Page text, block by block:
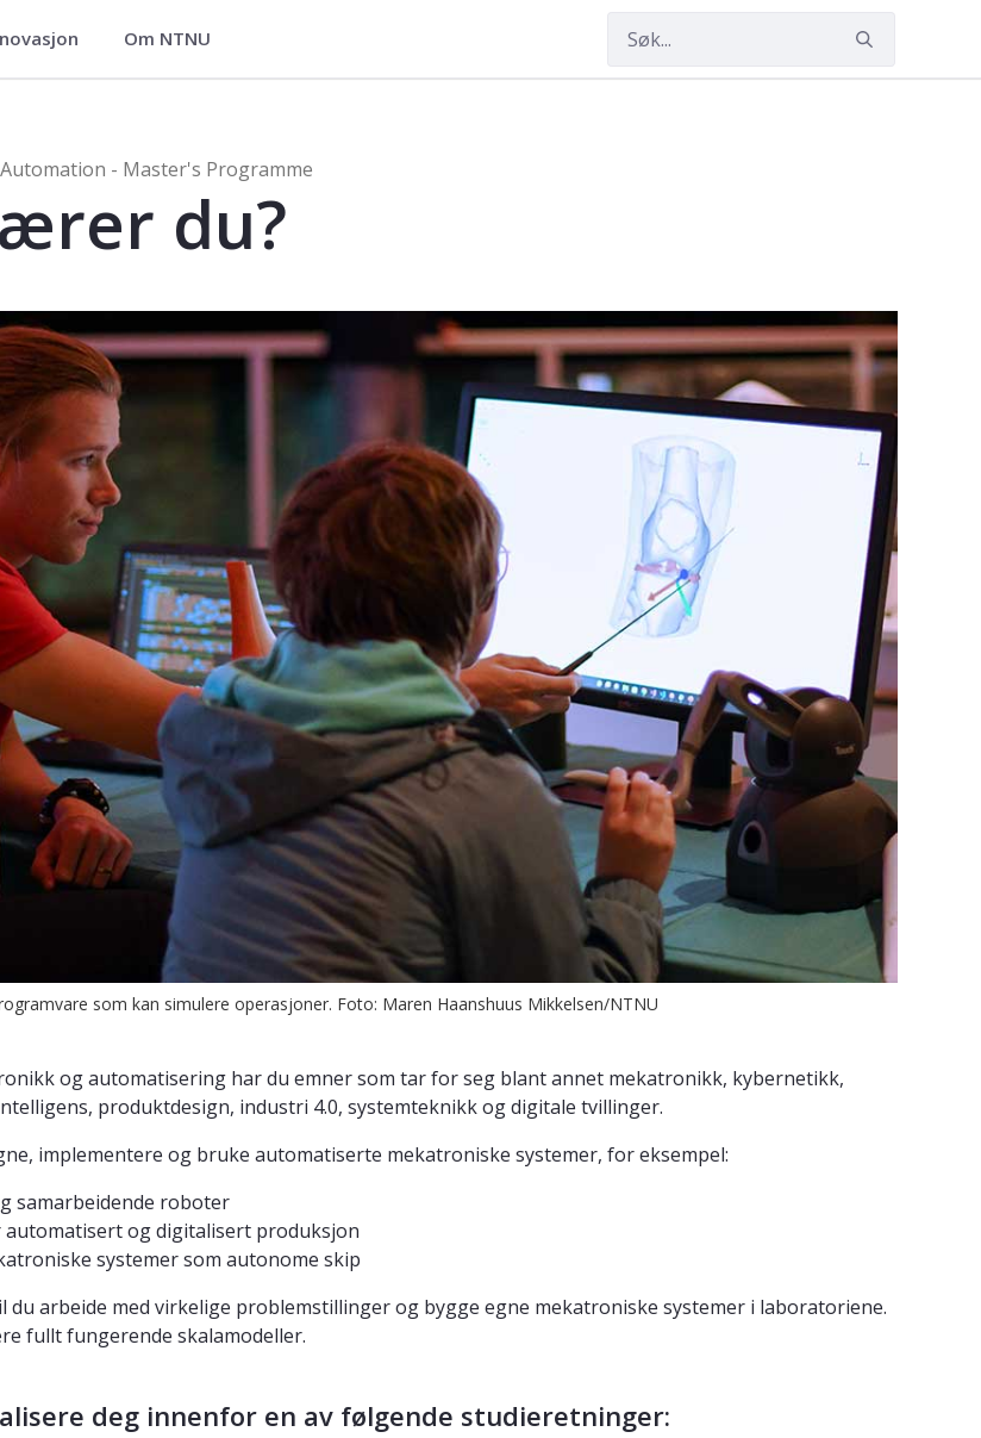
Programme
Om NTNU
- Master's Programme
du?
som kan simulere operasjoner. Foto: Maren Haanshuus Mikkelsen/NTNU
og automatisering har du emner som tar for seg blant annet mekatronikk, kybernetikk,
produktdesign, industri 4.0, systemteknikk og digitale tvillinger.
implementere og bruke automatiserte mekatroniske systemer, for eksempel:
samarbeidende roboter
og digitalisert produksjon
systemer som autonome skip
du arbeide med virkelige problemstillinger og bygge egne mekatroniske systemer i laboratoriene.
fullt fungerende skalamodeller.
deg innenfor en av følgende studieretninger: